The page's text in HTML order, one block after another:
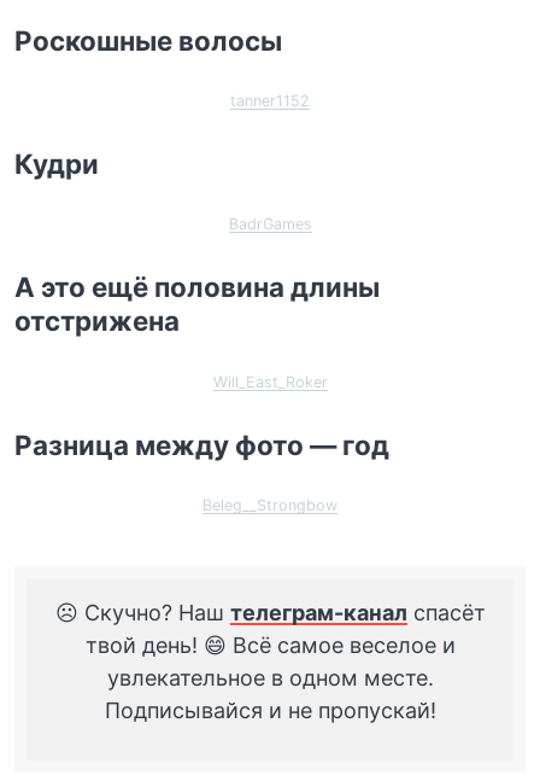
Роскошные волосы
tanner1152
Кудри
BadrGames
А это ещё половина длины
отстрижена
Will_East_Roker
Разница между фото — год
Beleg__Strongbow
☹️ Скучно? Наш телеграм-канал спасёт
твой день! 😄 Всё самое веселое и
увлекательное в одном месте.
Подписывайся и не пропускай!